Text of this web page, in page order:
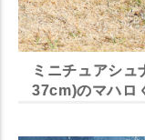
ミニチュアシ
37cm)のマハロ